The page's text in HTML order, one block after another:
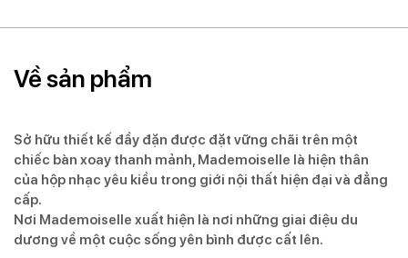
Về sản phẩm
Sở hữu thiết kế đầy đặn được đặt vững chãi trên một
chiếc bàn xoay thanh mảnh, Mademoiselle là hiện thân
của hộp nhạc yêu kiều trong giới nội thất hiện đại và đẳng
cấp.
Nơi Mademoiselle xuất hiện là nơi những giai điệu du
dương về một cuộc sống yên bình được cất lên.